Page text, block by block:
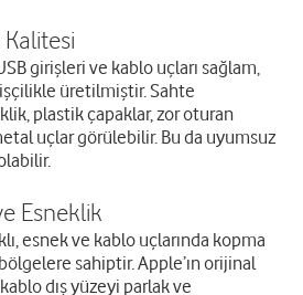
Kalitesi
girişleri ve kablo uçları sağlam,
üretilmiştir. Sahte
plastik çapaklar, zor oturan
uçlar görülebilir. Bu da uyumsuz
Esneklik
esnek ve kablo uçlarında kopma
sahiptir. Apple’ın orijinal
dış yüzeyi parlak ve